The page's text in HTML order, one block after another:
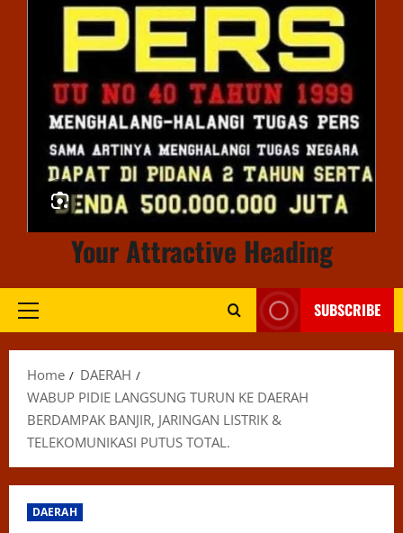
Your Attractive Heading
Primary
SUBSCRIBE
Home
DAERAH
WABUP PIDIE LANGSUNG TURUN KE DAERAH
BERDAMPAK BANJIR, JARINGAN LISTRIK &
TELEKOMUNIKASI PUTUS TOTAL.
DAERAH